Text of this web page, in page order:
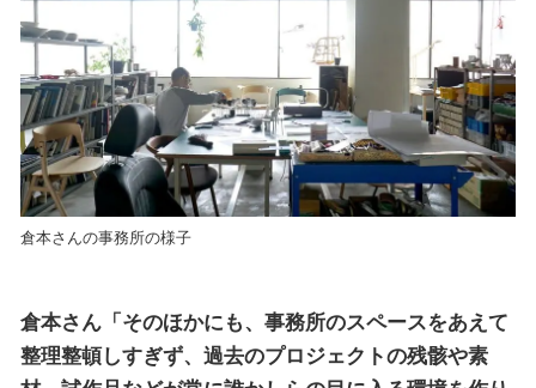
倉本さんの事務所の様子
倉本さん「そのほかにも、事務所のスペースをあえて
整理整頓しすぎず、過去のプロジェクトの残骸や素